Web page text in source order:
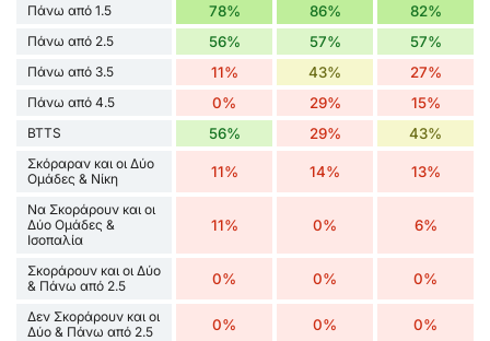
Πάνω από 1.5 78% 86% 82%
Πάνω από 2.5 56% 57% 57%
Πάνω από 3.5 11% 43% 27%
Πάνω από 4.5 0% 29% 15%
BTTS 56% 29% 43%
Σκόραραν και οι Δύο
Ομάδες & Νίκη
11% 14% 13%
Να Σκοράρουν και οι
Δύο Ομάδες &
Ισοπαλία
11% 0% 6%
Σκοράρουν και οι Δύο
& Πάνω από 2.5
0% 0% 0%
Δεν Σκοράρουν και οι
Δύο & Πάνω από 2.5
0% 0% 0%